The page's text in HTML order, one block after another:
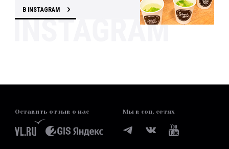
В INSTAGRAM
Оставить отзыв о нас Мы в соц. сетях